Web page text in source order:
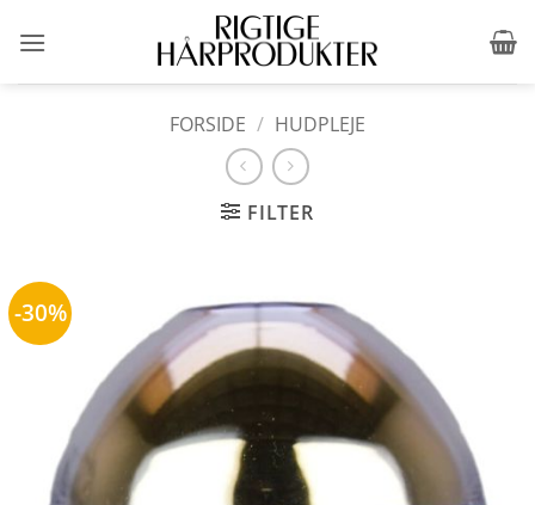
FORSIDE / HUDPLEJE
FILTER
-30%